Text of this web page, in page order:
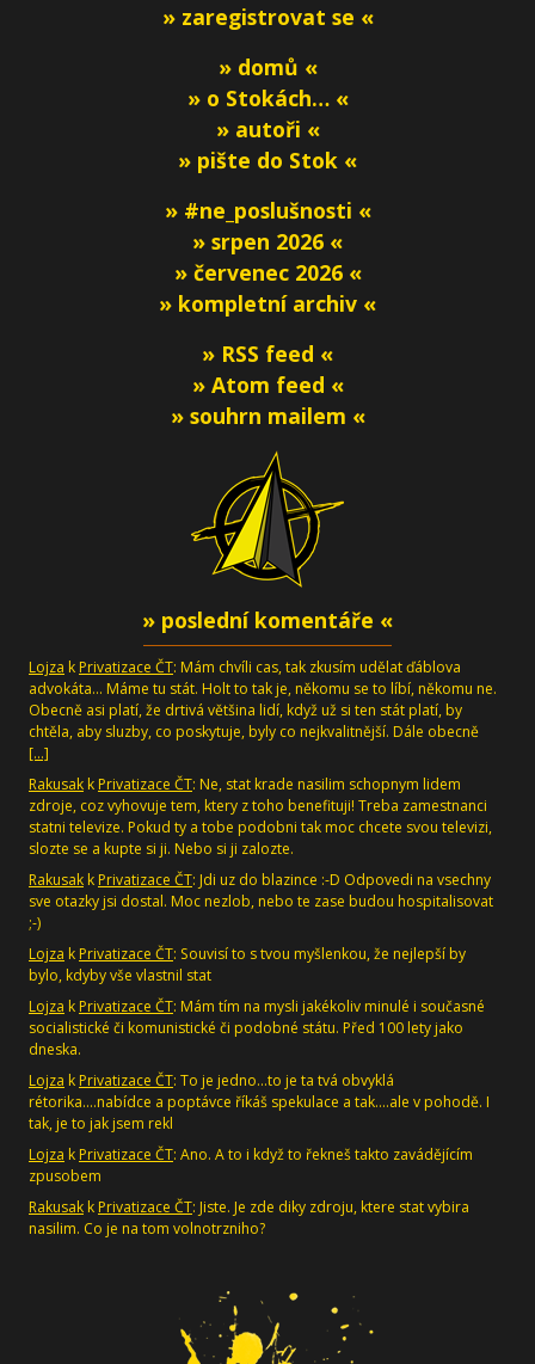
» zaregistrovat se «
» domů «
» o Stokách… «
» autoři «
» pište do Stok «
» #ne_poslušnosti «
» srpen 2026 «
» červenec 2026 «
» kompletní archiv «
» RSS feed «
» Atom feed «
» souhrn mailem «
» poslední komentáře «
Lojza k Privatizace ČT: Mám chvíli cas, tak zkusím udělat ďáblova
advokáta... Máme tu stát. Holt to tak je, někomu se to líbí, někomu ne.
Obecně asi platí, že drtivá většina lidí, když už si ten stát platí, by
chtěla, aby sluzby, co poskytuje, byly co nejkvalitnější. Dále obecně
[…]
Rakusak k Privatizace ČT: Ne, stat krade nasilim schopnym lidem
zdroje, coz vyhovuje tem, ktery z toho benefituji! Treba zamestnanci
statni televize. Pokud ty a tobe podobni tak moc chcete svou televizi,
slozte se a kupte si ji. Nebo si ji zalozte.
Rakusak k Privatizace ČT: Jdi uz do blazince :-D Odpovedi na vsechny
sve otazky jsi dostal. Moc nezlob, nebo te zase budou hospitalisovat
;-)
Lojza k Privatizace ČT: Souvisí to s tvou myšlenkou, že nejlepší by
bylo, kdyby vše vlastnil stat
Lojza k Privatizace ČT: Mám tím na mysli jakékoliv minulé i současné
socialistické či komunistické či podobné státu. Před 100 lety jako
dneska.
Lojza k Privatizace ČT: To je jedno...to je ta tvá obvyklá
rétorika....nabídce a poptávce říkáš spekulace a tak....ale v pohodě. I
tak, je to jak jsem rekl
Lojza k Privatizace ČT: Ano. A to i když to řekneš takto zavádějícím
zpusobem
Rakusak k Privatizace ČT: Jiste. Je zde diky zdroju, ktere stat vybira
nasilim. Co je na tom volnotrzniho?